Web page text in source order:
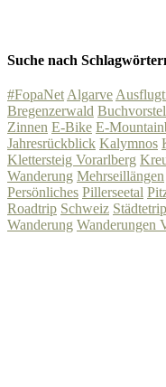
Suche nach
#FopaNet Algarve
Bregenzerwald
Zinnen E-Bike E-
Jahresrückblick Kalymnos
Klettersteig Vorarlberg
Wanderung Mehrseillängen
Persönliches Pillerseetal
Roadtrip Schweiz Städtetrip
Wanderung Wanderungen